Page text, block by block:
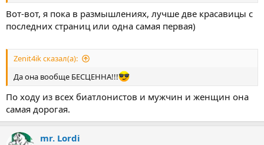
Вот-вот, я пока в размышлениях, лучше две красавицы с
последних страниц или одна самая первая)
Zenit4ik сказал(а):
Да она вообще БЕСЦЕННА!!!
По ходу из всех биатлонистов и мужчин и женщин она
самая дорогая.
mr. Lordi